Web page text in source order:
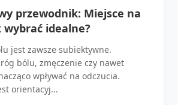
przewodnik: Miejsce na
idealne?
jest zawsze subiektywne.
bólu, zmęczenie czy nawet
wpływać na odczucia.
orientacyj...